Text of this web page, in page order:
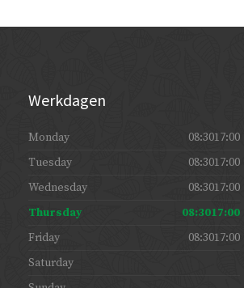
Werkdagen
Monday
08:3017:00
Tuesday
08:3017:00
Wednesday
08:3017:00
Thursday
08:3017:00
Friday
08:3017:00
Saturday